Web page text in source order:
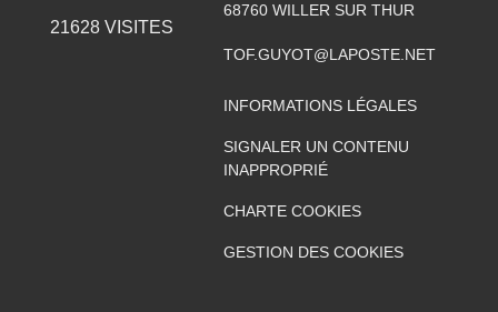
21628VISITES
68760 WILLER SUR THUR
TOF.GUYOT@LAPOSTE.NET
INFORMATIONS LÉGALES
SIGNALER UN CONTENU
INAPPROPRIÉ
CHARTE COOKIES
GESTION DES COOKIES